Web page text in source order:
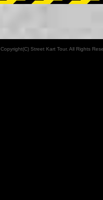
Copyright(C) Street Kart Tour. All Rights